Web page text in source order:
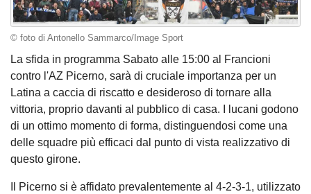
© foto di Antonello Sammarco/Image Sport
La sfida in programma Sabato alle 15:00 al Francioni
contro l'AZ Picerno, sarà di cruciale importanza per un
Latina a caccia di riscatto e desideroso di tornare alla
vittoria, proprio davanti al pubblico di casa. I lucani godono
di un ottimo momento di forma, distinguendosi come una
delle squadre più efficaci dal punto di vista realizzativo di
questo girone.
Il Picerno si è affidato prevalentemente al 4-2-3-1, utilizzato